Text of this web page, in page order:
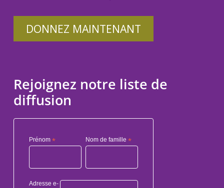
DONNEZ MAINTENANT
Rejoignez notre liste de
diffusion
Prénom * Nom de famille*
Adresse e-